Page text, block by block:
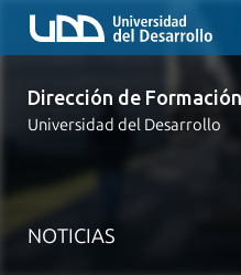
Dirección de
Universidad del Desarrollo
NOTICIAS
NUESTRO